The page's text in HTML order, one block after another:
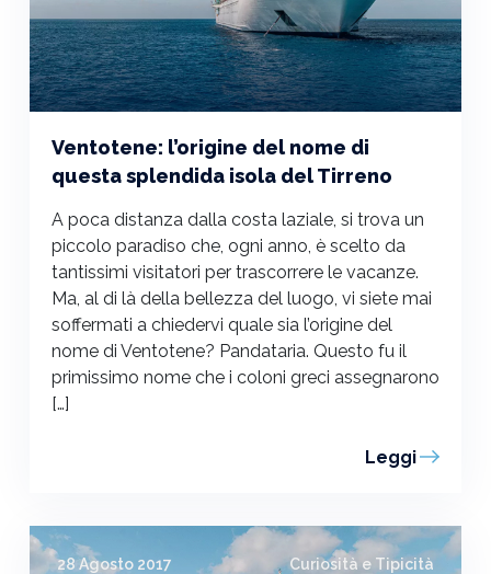
Ventotene: l’origine del nome di
questa splendida isola del Tirreno
A poca distanza dalla costa laziale, si trova un
piccolo paradiso che, ogni anno, è scelto da
tantissimi visitatori per trascorrere le vacanze.
Ma, al di là della bellezza del luogo, vi siete mai
soffermati a chiedervi quale sia l’origine del
nome di Ventotene? Pandataria. Questo fu il
primissimo nome che i coloni greci assegnarono
[…]
Leggi
28 Agosto 2017 Curiosità e Tipicità